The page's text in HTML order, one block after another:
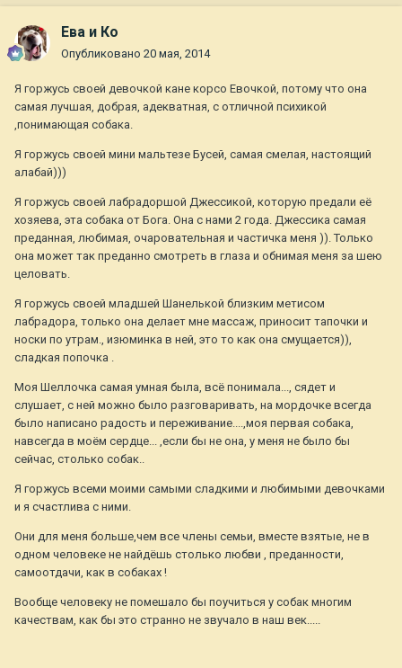
Ева и Ко
Опубликовано 20 мая, 2014
Я горжусь своей девочкой кане корсо Евочкой, потому что она
самая лучшая, добрая, адекватная, с отличной психикой
,понимающая собака.
Я горжусь своей мини мальтезе Бусей, самая смелая, настоящий
алабай)))
Я горжусь своей лабрадоршой Джессикой, которую предали её
хозяева, эта собака от Бога. Она с нами 2 года. Джессика самая
преданная, любимая, очаровательная и частичка меня )). Только
она может так преданно смотреть в глаза и обнимая меня за шею
целовать.
Я горжусь своей младшей Шанелькой близким метисом
лабрадора, только она делает мне массаж, приносит тапочки и
носки по утрам., изюминка в ней, это то как она смущается)),
сладкая попочка .
Моя Шеллочка самая умная была, всё понимала..., сядет и
слушает, с ней можно было разговаривать, на мордочке всегда
было написано радость и переживание....,моя первая собака,
навсегда в моём сердце... ,если бы не она, у меня не было бы
сейчас, столько собак..
Я горжусь всеми моими самыми сладкими и любимыми девочками
и я счастлива с ними.
Они для меня больше,чем все члены семьи, вместе взятые, не в
одном человеке не найдёшь столько любви , преданности,
самоотдачи, как в собаках !
Вообще человеку не помешало бы поучиться у собак многим
качествам, как бы это странно не звучало в наш век.....